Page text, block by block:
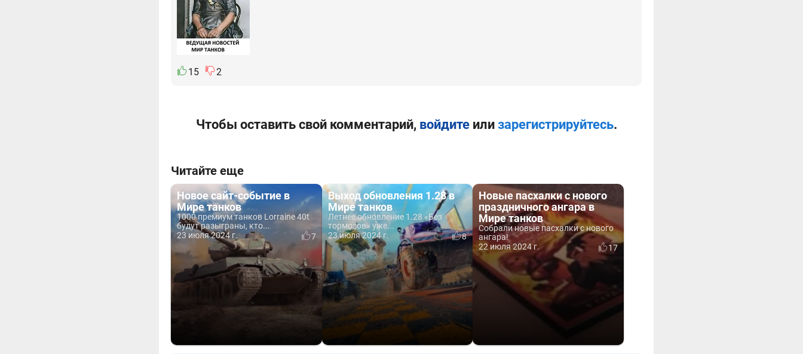
15 2
Чтобы оставить свой комментарий, войдитеили зарегистрируйтесь.
Читайте еще
Новое сайт-событие в
Мире танков
1000 премиум танков Lorraine 40t
будут разыграны, кто...
23 июля 2024 г.
7
Выход обновления 1.28 в
Мире танков
Летнее обновление 1.28 «Без
тормозов» уже...
23 июля 2024 г.
8
Новые пасхалки с нового
праздничного ангара в
Мире танков
Собрали новые пасхалки с нового
ангара!
22 июля 2024 г.
17